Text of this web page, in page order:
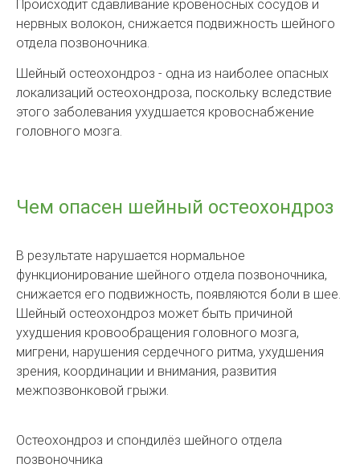
Происходит сдавливание кровеносных сосудов и
нервных волокон, снижается подвижность шейного
отдела позвоночника.
Шейный остеохондроз - одна из наиболее опасных
локализаций остеохондроза, поскольку вследствие
этого заболевания ухудшается кровоснабжение
головного мозга.
Чем опасен шейный остеохондроз
В результате нарушается нормальное
функционирование шейного отдела позвоночника,
снижается его подвижность, появляются боли в шее.
Шейный остеохондроз может быть причиной
ухудшения кровообращения головного мозга,
мигрени, нарушения сердечного ритма, ухудшения
зрения, координации и внимания, развития
межпозвонковой грыжи.
Остеохондроз и спондилёз шейного отдела
позвоночника